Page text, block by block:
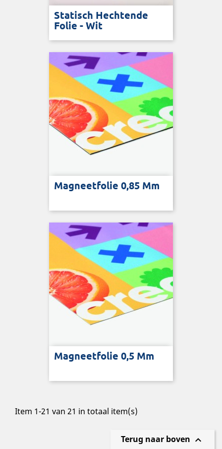
Statisch Hechtende
Folie - Wit
Magneetfolie 0,85 Mm
Magneetfolie 0,5 Mm
Item 1-21 van 21 in totaal item(s)
Terug naar boven 